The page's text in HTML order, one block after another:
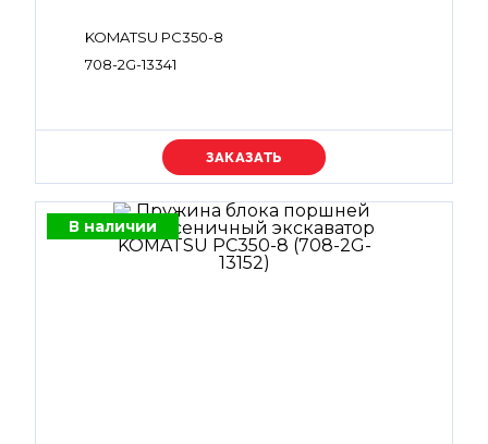
KOMATSU PC350-8
708-2G-13341
Уточняйте цену
В наличии